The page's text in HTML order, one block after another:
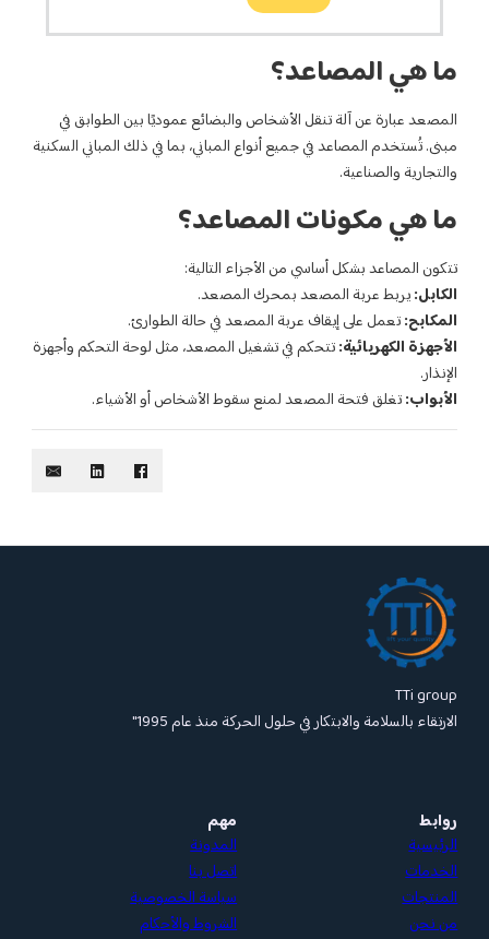
والبضائع عموديًا بين الطوابق في
المباني، بما في ذلك المباني السكنية
التالية:
المصعد.
في حالة الطوارئ.
المصعد، مثل لوحة التحكم وأجهزة
سقوط الأشخاص أو الأشياء.
الحركة منذ عام 1995″
مهم
المدونة
اتصل بنا
سياسة الخصوصية
الشروط والأحكام